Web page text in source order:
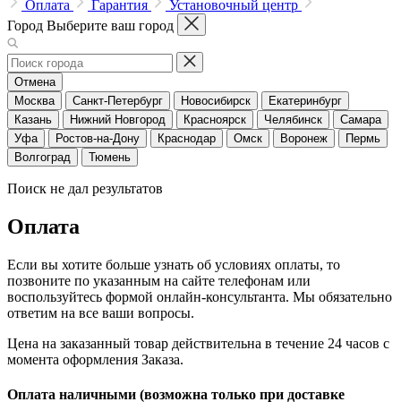
Оплата
Гарантия
Установочный центр
Город Выберите ваш город
Отмена
Москва
Санкт-Петербург Новосибирск
Екатеринбург
Казань
Нижний Новгород Красноярск Челябинск
Самара
Уфа
Ростов-на-Дону Краснодар Омск Воронеж
Пермь
Волгоград
Тюмень
Поиск не дал результатов
Оплата
Если вы хотите больше узнать об условиях оплаты, то
позвоните по указанным на сайте телефонам или
воспользуйтесь формой онлайн-консультанта. Мы обязательно
ответим на все ваши вопросы.
Цена на заказанный товар действительна в течение 24 часов с
момента оформления Заказа.
Оплата наличными (возможна только при доставке